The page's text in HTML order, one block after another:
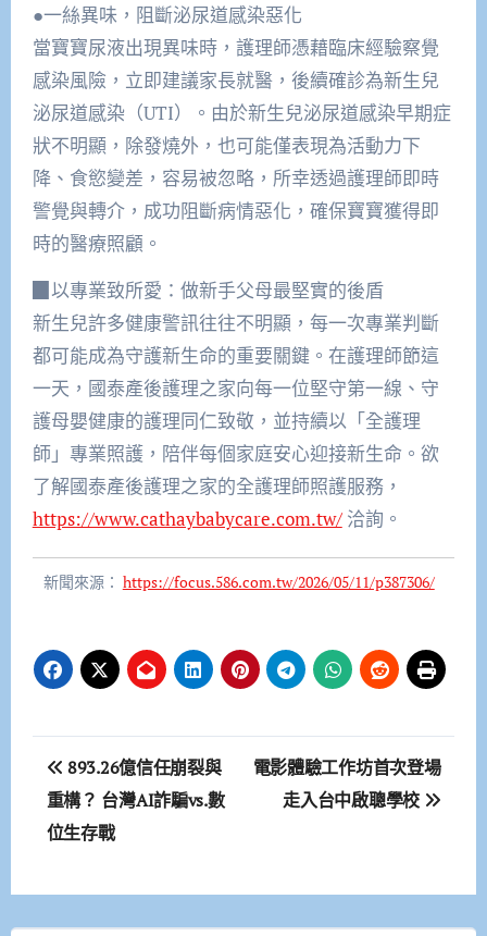
●一絲異味，阻斷泌尿道感染惡化
當寶寶尿液出現異味時，護理師憑藉臨床經驗察覺
感染風險，立即建議家長就醫，後續確診為新生兒
泌尿道感染（UTI）。由於新生兒泌尿道感染早期症
狀不明顯，除發燒外，也可能僅表現為活動力下
降、食慾變差，容易被忽略，所幸透過護理師即時
警覺與轉介，成功阻斷病情惡化，確保寶寶獲得即
時的醫療照顧。
▉以專業致所愛：做新手父母最堅實的後盾
新生兒許多健康警訊往往不明顯，每一次專業判斷
都可能成為守護新生命的重要關鍵。在護理師節這
一天，國泰產後護理之家向每一位堅守第一線、守
護母嬰健康的護理同仁致敬，並持續以「全護理
師」專業照護，陪伴每個家庭安心迎接新生命。欲
了解國泰產後護理之家的全護理師照護服務，
https://www.cathaybabycare.com.tw/洽詢。
新聞來源： https://focus.586.com.tw/2026/05/11/p387306/
文
章
導
覽
893.26億信任崩裂與
重構？ 台灣AI詐騙vs.數
位生存戰
電影體驗工作坊首次登場
走入台中啟聰學校